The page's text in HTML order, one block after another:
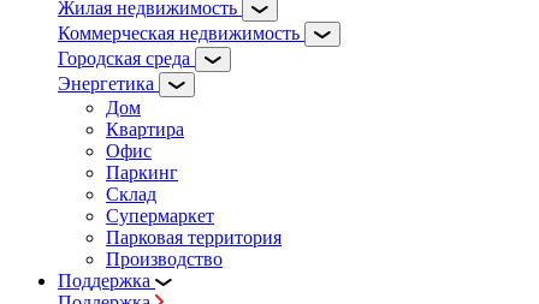
Жилая недвижимость
Коммерческая недвижимость
Городская среда
Энергетика
Дом
Квартира
Офис
Паркинг
Склад
Супермаркет
Парковая территория
Производство
Поддержка